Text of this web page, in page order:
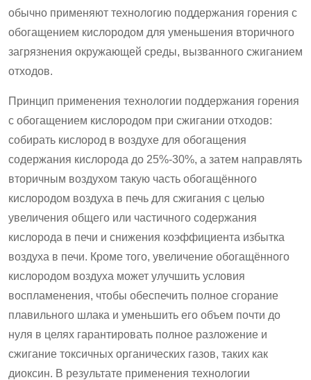
обычно применяют технологию поддержания горения с
обогащением кислородом для уменьшения вторичного
загрязнения окружающей среды, вызванного сжиганием
отходов.
Принцип применения технологии поддержания горения
с обогащением кислородом при сжигании отходов:
собирать кислород в воздухе для обогащения
содержания кислорода до 25%-30%, а затем направлять
вторичным воздухом такую часть обогащённого
кислородом воздуха в печь для сжигания с целью
увеличения общего или частичного содержания
кислорода в печи и снижения коэффициента избытка
воздуха в печи. Кроме того, увеличение обогащённого
кислородом воздуха может улучшить условия
воспламенения, чтобы обеспечить полное сгорание
плавильного шлака и уменьшить его объем почти до
нуля в целях гарантировать полное разложение и
сжигание токсичных органических газов, таких как
диоксин. В результате применения технологии